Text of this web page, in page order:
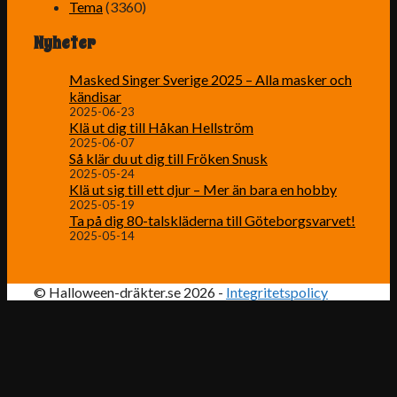
Tema(3360)
Nyheter
Masked Singer Sverige 2025 – Alla masker och
kändisar
2025-06-23
Klä ut dig till Håkan Hellström
2025-06-07
Så klär du ut dig till Fröken Snusk
2025-05-24
Klä ut sig till ett djur – Mer än bara en hobby
2025-05-19
Ta på dig 80-talskläderna till Göteborgsvarvet!
2025-05-14
© Halloween-dräkter.se 2026 - Integritetspolicy